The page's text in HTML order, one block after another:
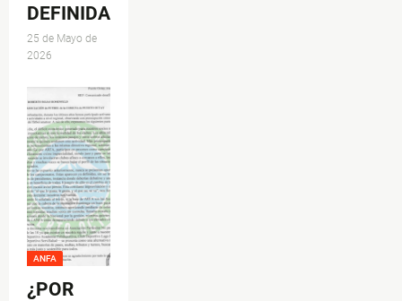
DEFINIDA
25 de Mayo de
2026
ANFA
¿POR